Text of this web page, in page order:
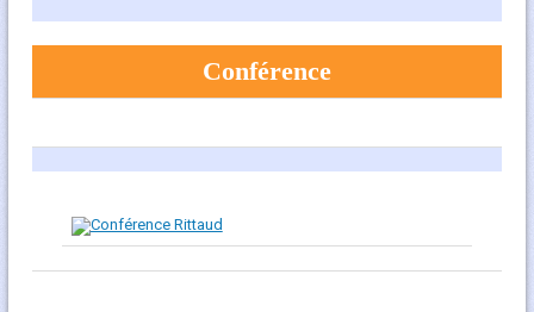
Conférence